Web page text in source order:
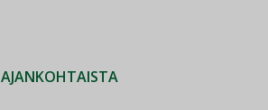
AJANKOHTAISTA